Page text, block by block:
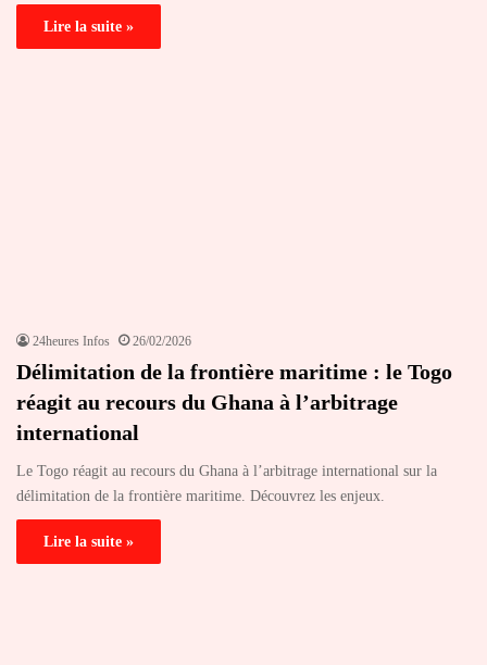
Lire la suite »
24heures Infos 26/02/2026
Délimitation de la frontière maritime : le Togo
réagit au recours du Ghana à l’arbitrage
international
Le Togo réagit au recours du Ghana à l’arbitrage international sur la
délimitation de la frontière maritime. Découvrez les enjeux.
Lire la suite »